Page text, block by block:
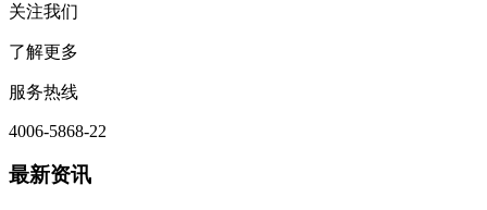
关注我们
了解更多
服务热线
4006-5868-22
最新资讯